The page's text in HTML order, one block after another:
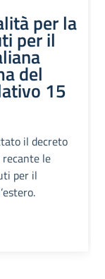
per la
per il
del
15
il decreto
le
per il